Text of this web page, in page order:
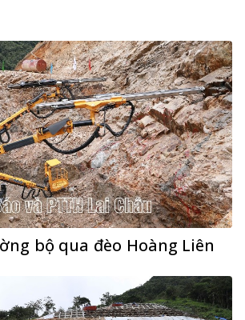
bộ qua đèo Hoàng Liên